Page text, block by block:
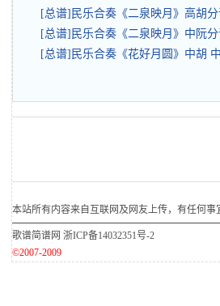
[总谱]民乐合奏《二泉映月》高胡
[总谱]民乐合奏《二泉映月》中阮
[总谱]民乐合奏《花好月圆》中胡
本站所有内容来自互联网及网友上传，有任何事
歌谱简谱网 浙ICP备14032351号-2
©2007-2009